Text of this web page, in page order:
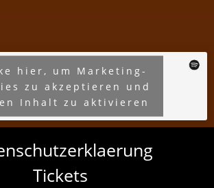
hier, um Marketing-
zu akzeptieren und
Inhalt zu aktivieren
Tickets